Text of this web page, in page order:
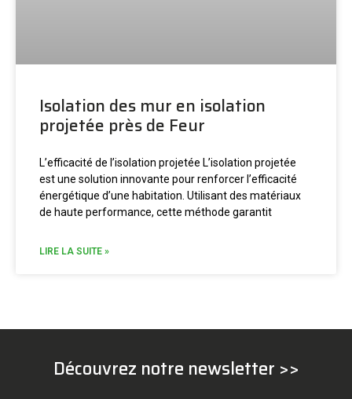
Isolation des mur en isolation
projetée près de Feur
L’efficacité de l’isolation projetée L’isolation projetée
est une solution innovante pour renforcer l’efficacité
énergétique d’une habitation. Utilisant des matériaux
de haute performance, cette méthode garantit
LIRE LA SUITE »
Découvrez notre newsletter >>